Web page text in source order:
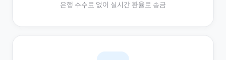
은행 수수료 없이 실시간 환율로 송금